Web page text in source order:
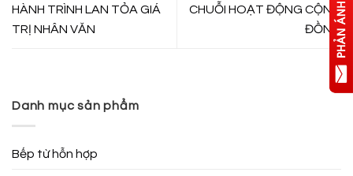
HÀNH TRÌNH LAN TỎA GIÁ
TRỊ NHÂN VĂN
CHUỖI HOẠT ĐỘNG CỘNG
ĐỒNG
Danh mục sản phẩm
Bếp từ hỗn hợp